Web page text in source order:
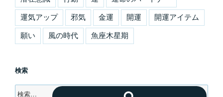
運気アップ 邪気 金運 開運 開運アイテム
願い 風の時代 魚座木星期
検索
検